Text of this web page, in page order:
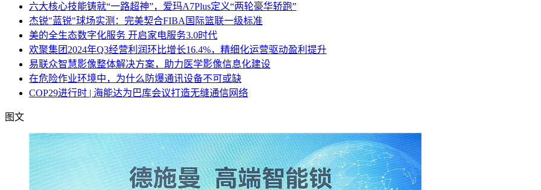
六大核心技能铸就“一路超神”，爱玛A7Plus定义“两轮豪华轿跑”
杰锐"蓝锐"球场实测：完美契合FIBA国际篮联一级标准
美的全生态数字化服务 开启家电服务3.0时代
欢聚集团2024年Q3经营利润环比增长16.4%，精细化运营驱动盈利提升
易联众智慧影像整体解决方案，助力医学影像信息化建设
在危险作业环境中，为什么防爆通讯设备不可或缺
COP29进行时 | 海能达为巴库会议打造无缝通信网络
图文